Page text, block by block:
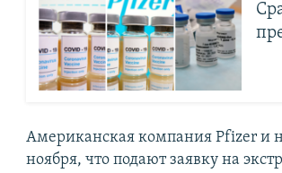
Американская компания Pfizer и
ноября, что подают заявку на